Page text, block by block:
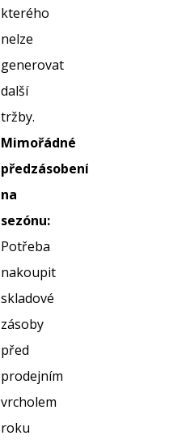
kterého
nelze
generovat
další
tržby.
Mimořádné
předzásobení
na
sezónu:
Potřeba
nakoupit
skladové
zásoby
před
prodejním
vrcholem
roku